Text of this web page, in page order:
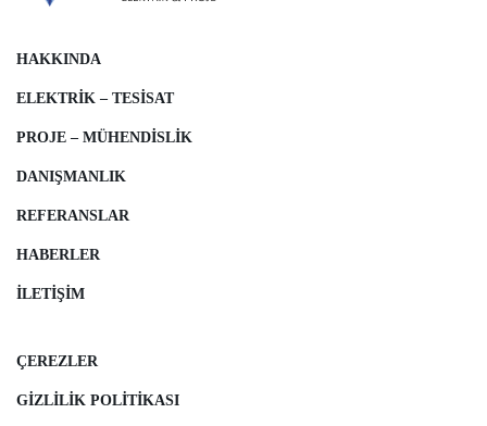
HAKKINDA
ELEKTRIK – TESISAT
PROJE – MÜHENDISLIK
DANIŞMANLIK
REFERANSLAR
HABERLER
İLETIŞIM
ÇEREZLER
GIZLILIK POLITIKASI